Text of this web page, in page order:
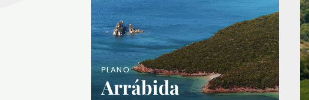
PLANO
Arrábida